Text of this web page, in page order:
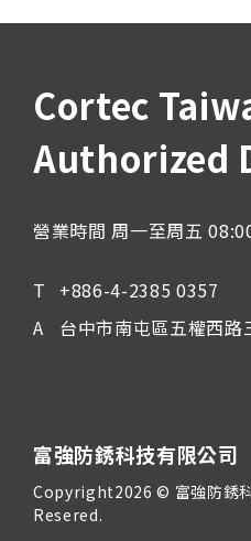
Cortec
Authorized
營業時間 周一至周五
+886-4-2385 0357
台中市南屯區五權西路
富強防銹科技有限公司
Copyright2026 © 富強防銹
Resered.